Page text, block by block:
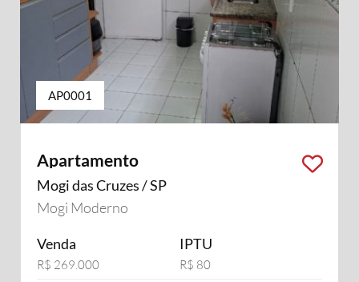
AP0001
Apartamento
Mogi das Cruzes / SP
Mogi Moderno
Venda
R$ 269.000
IPTU
R$ 80